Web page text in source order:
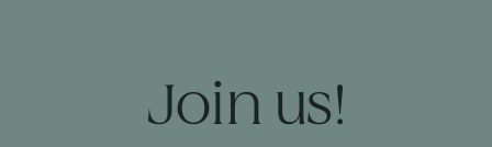
Join us!